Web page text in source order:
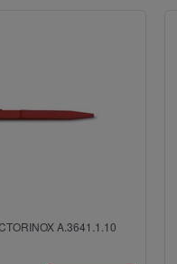
A.3641.1.10